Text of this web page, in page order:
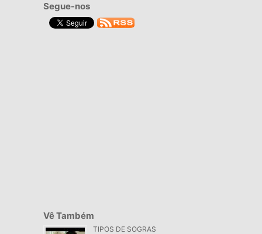
Segue-nos
Vê Também
TIPOS DE SOGRAS